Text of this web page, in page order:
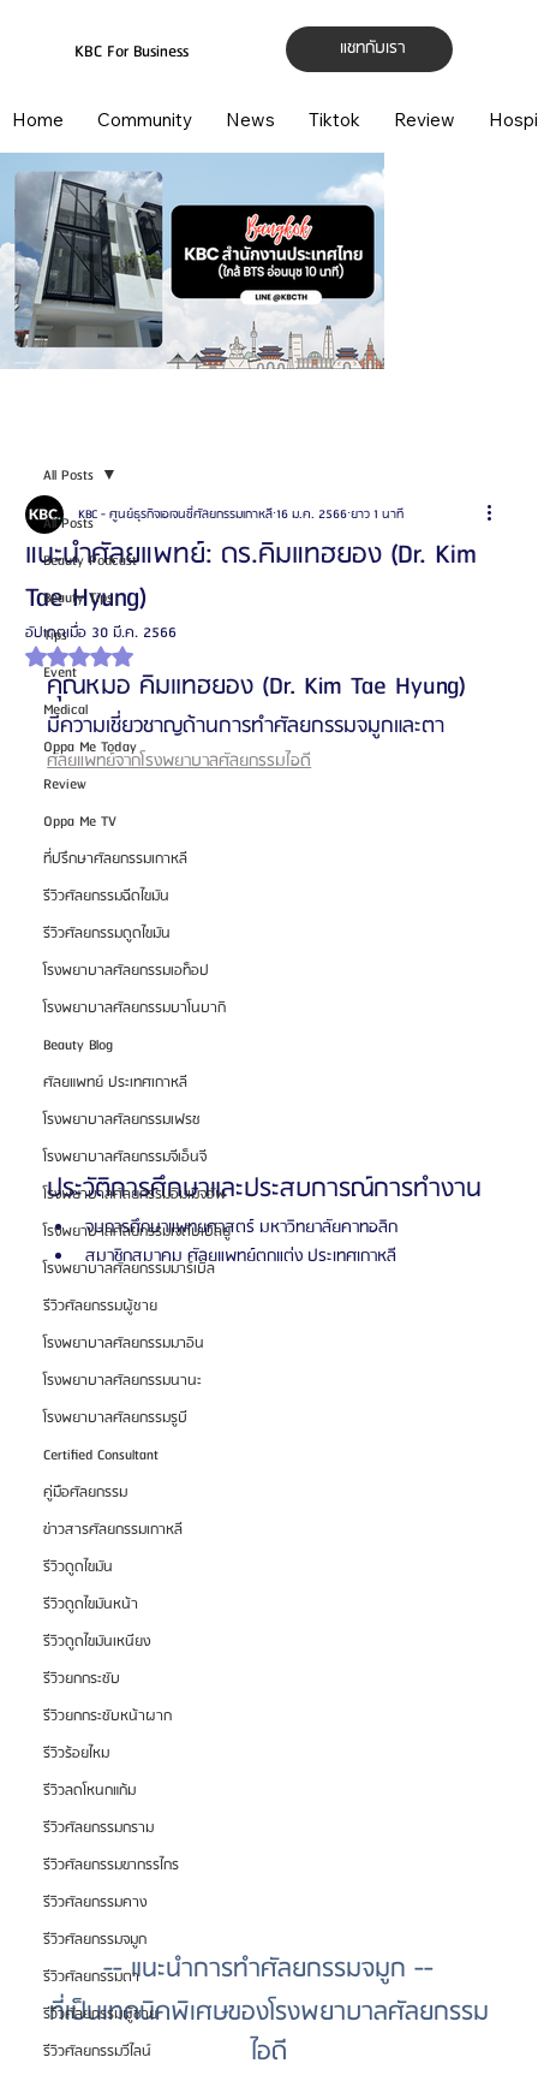
แชทกับเรา
KBC For Business
Home Community News Tiktok Review
All Posts
Beauty Podcast
Beauty Tips
Tips
Event
Medical
Oppa Me Today
Review
Oppa Me TV
ที่ปรึกษาศัลยกรรมเกาหลี
รีวิวศัลยกรรมฉีดไขมัน
รีวิวศัลยกรรมดูดไขมัน
โรงพยาบาลศัลยกรรมเอท็อป
โรงพยาบาลศัลยกรรมบาโนบากิ
Beauty Blog
ศัลยแพทย์ ประเทศเกาหลี
โรงพยาบาลศัลยกรรมเฟรช
โรงพยาบาลศัลยกรรมจีเอ็นจี
โรงพยาบาลศัลยกรรมอิมเมจอัพ
โรงพยาบาลศัลยกรรมเจดับเบิลยู
โรงพยาบาลศัลยกรรมมาร์เบิ้ล
รีวิวศัลยกรรมผู้ชาย
โรงพยาบาลศัลยกรรมมาอิน
โรงพยาบาลศัลยกรรมนานะ
โรงพยาบาลศัลยกรรมรูบี
Certified Consultant
คู่มือศัลยกรรม
ข่าวสารศัลยกรรมเกาหลี
รีวิวดูดไขมัน
รีวิวดูดไขมันหน้า
รีวิวดูดไขมันเหนียง
รีวิวยกกระชับ
รีวิวยกกระชับหน้าผาก
รีวิวร้อยไหม
รีวิวลดโหนกแก้ม
รีวิวศัลยกรรมกราม
รีวิวศัลยกรรมขากรรไกร
รีวิวศัลยกรรมคาง
รีวิวศัลยกรรมจมูก
รีวิวศัลยกรรมตา
รีวิวศัลยกรรมผู้ชาย
รีวิวศัลยกรรมวีไลน์
All Posts
แนะนำศัลยแพทย์: ดร.คิมแทฮยอง (Dr. Kim
Tae Hyung)
KBC - ศูนย์ธุรกิจเอเจนซี่ศัลยกรรมเกาหลี16 ม.ค. 2566ยาว 1 นาที
อัปเดตเมื่อ 30 มี.ค. 2566
ได้รับ NaN เต็ม 5 ดาว
คุณหมอ คิมแทฮยอง (Dr. Kim Tae Hyung)
มีความเชี่ยวชาญด้านการทำศัลยกรรมจมูกและตา
ศัลยแพทย์จากโรงพยาบาลศัลยกรรมไอดี
ประวัติการศึกษาและประสบการณ์การทำงาน
จบการศึกษาแพทยศาสตร์ มหาวิทยาลัยคาทอลิก
สมาชิกสมาคม ศัลยแพทย์ตกแต่ง ประเทศเกาหลี
-- แนะนำการทำศัลยกรรมจมูก --
ที่เป็นเทคนิคพิเศษของโรงพยาบาลศัลยกรรม
ไอดี